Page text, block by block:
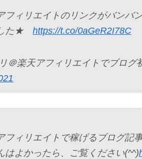
フィリエイトのリンクがバンバ
た★ https://t.co/0aGeR2I78C
＠楽天アフィリエイトでブログ
フィリエイトで稼げるブログ記
はよかったら、ご覧ください(^^)